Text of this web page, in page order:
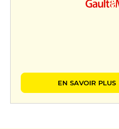
EN SAVOIR PLUS